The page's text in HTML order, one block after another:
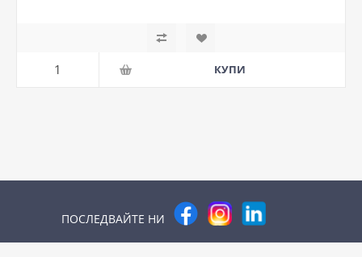
ПОСЛЕДВАЙТЕ НИ